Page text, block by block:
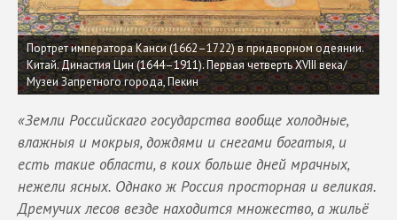
Портрет императора Канси (1662–1722) в придворном одеянии.
Китай. Династия Цин (1644–1911). Первая четверть XVIII века/
Музеи Запретного города, Пекин
«Земли Российскаго государства вообще холодные,
влажныя и мокрыя, дождями и снегами богатыя, и
есть такие области, в коих больше дней мрачных,
нежели ясных. Однако ж Россия просторная и великая.
Дремучих лесов везде находится множество, а жильё